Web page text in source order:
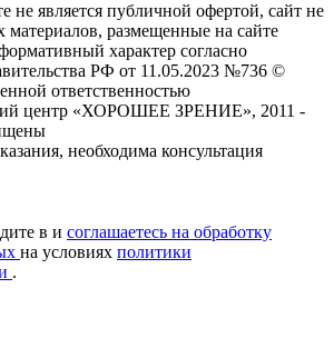
не является публичной офертой, сайт не
материалов, размещенные на сайте
характер согласно
РФ от 11.05.2023 №736 ©
ответственностью
центр «ХОРОШЕЕ ЗРЕНИЕ», 2011 -
необходима консультация
в и соглашаетесь на обработку
на условиях политики
.